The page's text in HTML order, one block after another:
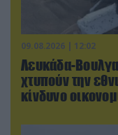
09.08.2026 | 12:02
Λευκάδα-
χτυπούν την
κίνδυνο